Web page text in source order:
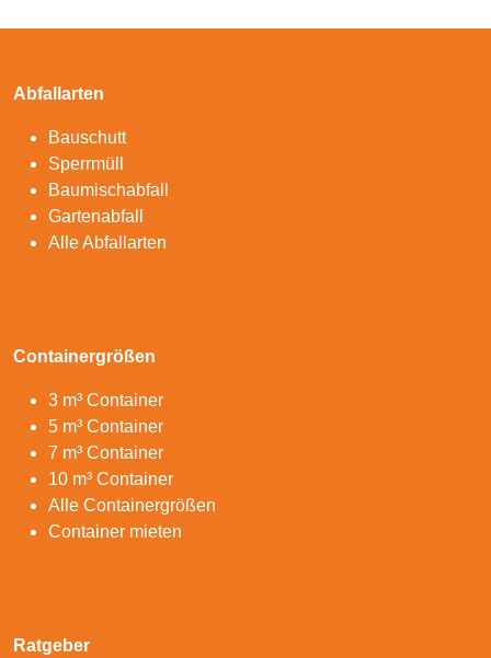
Abfallarten
Bauschutt
Sperrmüll
Baumischabfall
Gartenabfall
Alle Abfallarten
Containergrößen
3 m³ Container
5 m³ Container
7 m³ Container
10 m³ Container
Alle Containergrößen
Container mieten
Ratgeber